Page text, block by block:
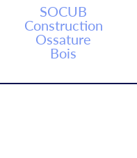
SOCUB
Construction
Ossature
Bois